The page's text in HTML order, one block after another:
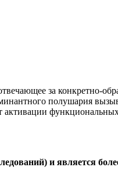
за конкретно-
полушария
активации
и является